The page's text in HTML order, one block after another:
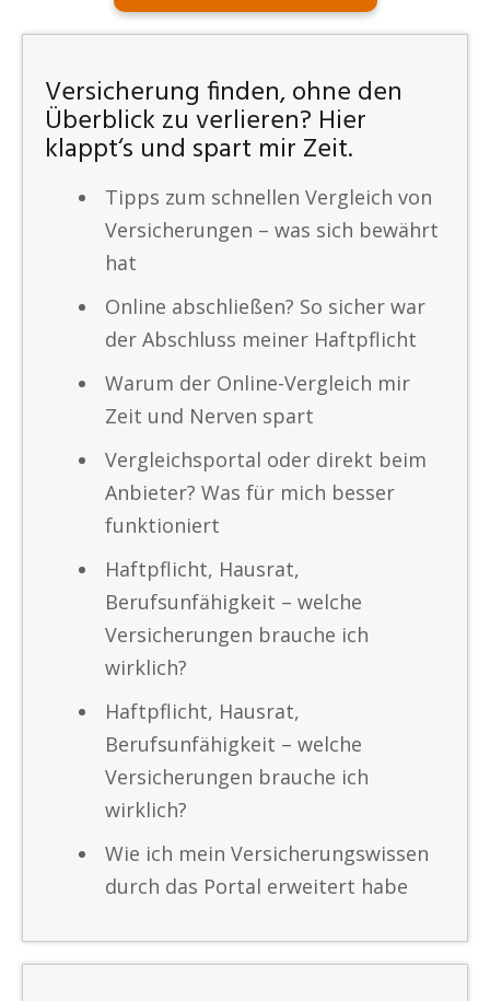
Versicherung finden, ohne den
Überblick zu verlieren? Hier
klappt‘s und spart mir Zeit.
Tipps zum schnellen Vergleich von
Versicherungen – was sich bewährt
hat
Online abschließen? So sicher war
der Abschluss meiner Haftpflicht
Warum der Online-Vergleich mir
Zeit und Nerven spart
Vergleichsportal oder direkt beim
Anbieter? Was für mich besser
funktioniert
Haftpflicht, Hausrat,
Berufsunfähigkeit – welche
Versicherungen brauche ich
wirklich?
Haftpflicht, Hausrat,
Berufsunfähigkeit – welche
Versicherungen brauche ich
wirklich?
Wie ich mein Versicherungswissen
durch das Portal erweitert habe